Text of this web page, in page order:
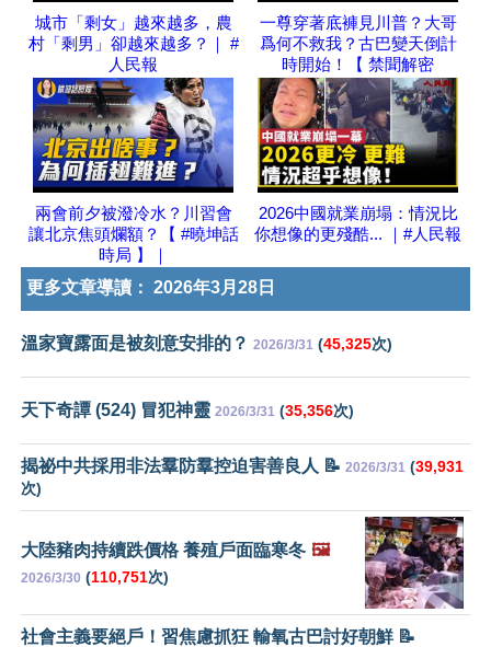
城市「剩女」越來越多，農
村「剩男」卻越來越多？｜ #
人民報
一尊穿著底褲見川普？大哥
爲何不救我？古巴變天倒計
時開始！【 禁聞解密
兩會前夕被潑冷水？川習會
讓北京焦頭爛額？【 #曉坤話
時局 】｜
2026中國就業崩塌：情況比
你想像的更殘酷... ｜#人民報
更多文章導讀： 2026年3月28日
溫家寶露面是被刻意安排的？ 2026/3/31 (45,325次)
天下奇譚 (524) 冒犯神靈 2026/3/31 (35,356次)
揭祕中共採用非法羣防羣控迫害善良人 📝 2026/3/31 (39,931
次)
大陸豬肉持續跌價格 養殖戶面臨寒冬 🖼️
2026/3/30 (110,751次)
社會主義要絕戶！習焦慮抓狂 輸氧古巴討好朝鮮 📝